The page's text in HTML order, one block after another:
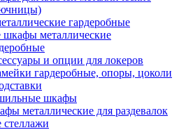
гардеробные
шкафы металлические
и опции для локеров
гардеробные, опоры, цоколи
шкафы
металлические для раздевалок
стеллажи